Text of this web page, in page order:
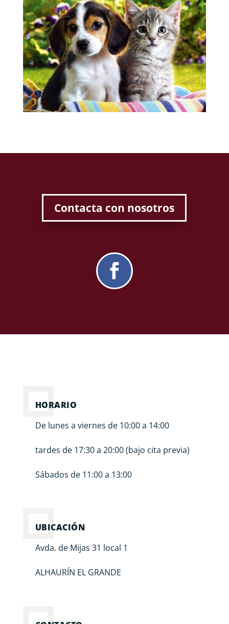
Contacta con nosotros
HORARIO
De lunes a viernes de 10:00 a 14:00
tardes de 17:30 a 20:00 (bajo cita previa)
Sábados de 11:00 a 13:00
UBICACIÓN
Avda. de Mijas 31 local 1
ALHAURÍN EL GRANDE